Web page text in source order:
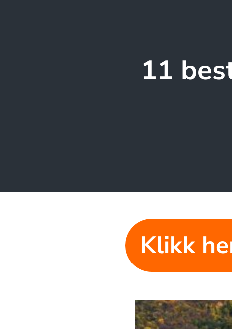
11
Klikk